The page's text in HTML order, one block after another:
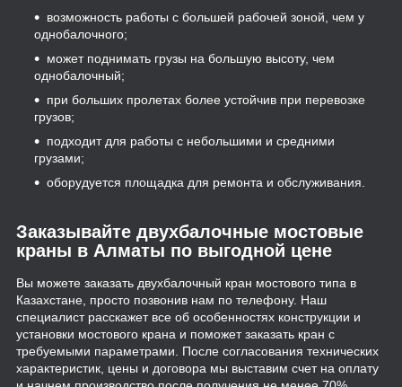
возможность работы с большей рабочей зоной, чем у
однобалочного;
может поднимать грузы на большую высоту, чем
однобалочный;
при больших пролетах более устойчив при перевозке
грузов;
подходит для работы с небольшими и средними
грузами;
оборудуется площадка для ремонта и обслуживания.
Заказывайте двухбалочные мостовые
краны в Алматы по выгодной цене
Вы можете заказать двухбалочный кран мостового типа в
Казахстане, просто позвонив нам по телефону. Наш
специалист расскажет все об особенностях конструкции и
установки мостового крана и поможет заказать кран с
требуемыми параметрами. После согласования технических
характеристик, цены и договора мы выставим счет на оплату